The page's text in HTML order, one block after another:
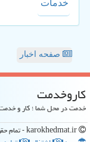
خدمات
صفحه اخبار
كاروخدمت
خدمت در محل شما ؛ کار و